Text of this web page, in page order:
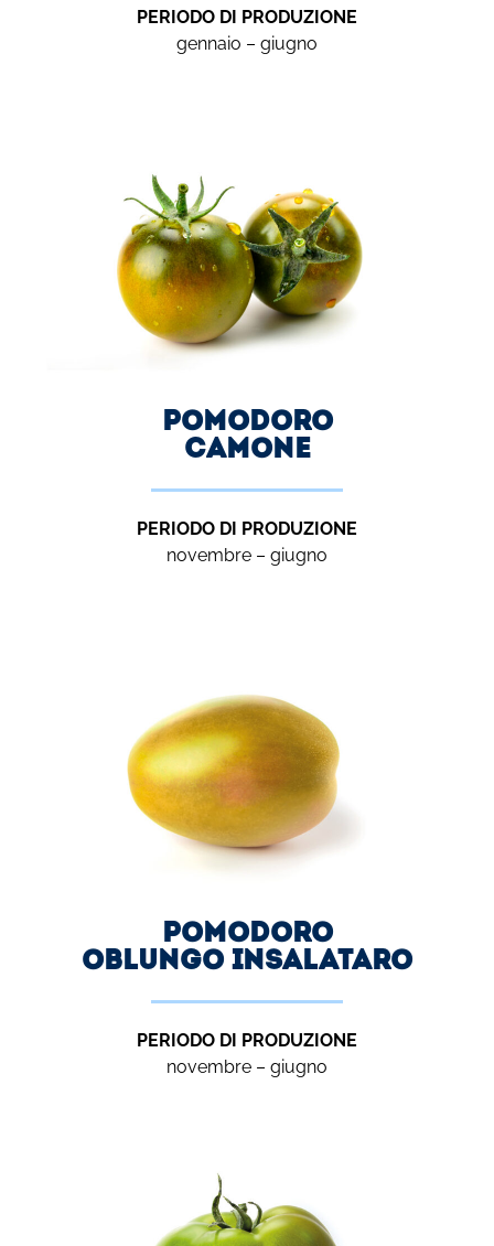
PERIODO DI PRODUZIONE
gennaio – giugno
Pomodoro
CAMONE
PERIODO DI PRODUZIONE
novembre – giugno
Pomodoro
oblungo insalataro
PERIODO DI PRODUZIONE
novembre – giugno